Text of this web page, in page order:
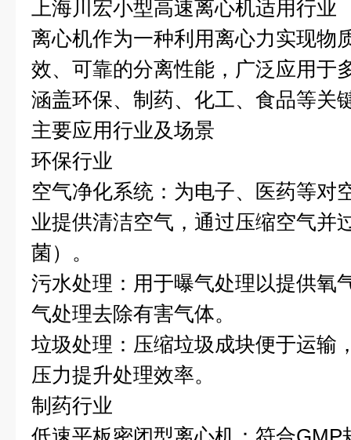
上海川宏小型高速离心机适用行业
离心机作为一种利用离心力实现物
效、可靠的分离性能，广泛应用于
涵盖环保、制药、化工、食品等关
主要应用行业及场景
环保行业
空气净化系统：为电子、医药等对
业提供清洁空气，通过压缩空气并
菌）。
污水处理：用于曝气处理以提供氧
气处理去除有害气体。
垃圾处理：压缩垃圾成块便于运输
压力提升处理效率。
制药行业